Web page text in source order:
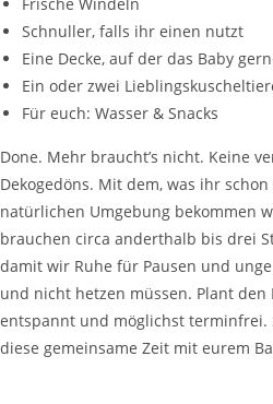
Schnuller, falls ihr einen nutzt
Eine Decke, auf der das Baby
Ein oder zwei
Für euch: Wasser & Snacks
Done. Mehr braucht’s nicht. Keine
Dekogedöns. Mit dem, was ihr
natürlichen Umgebung bekommen
brauchen circa anderthalb bis drei
damit wir Ruhe für Pausen und
und nicht hetzen müssen. Plant den
entspannt und möglichst terminfrei.
diese gemeinsame Zeit mit eurem